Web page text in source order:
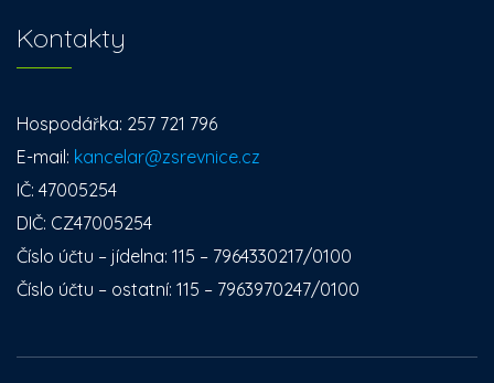
Kontakty
Hospodářka: 257 721 796
E-mail: kancelar@zsrevnice.cz
IČ: 47005254
DIČ: CZ47005254
Číslo účtu – jídelna: 115 – 7964330217/0100
Číslo účtu – ostatní: 115 – 7963970247/0100